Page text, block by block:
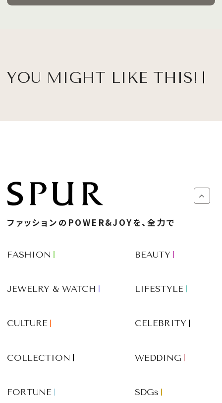
YOU MIGHT LIKE THIS!
ファッションのPOWER&JOYを、全力で
FASHION BEAUTY
JEWELRY & WATCH LIFESTYLE
CULTURE CELEBRITY
COLLECTION WEDDING
FORTUNE SDGs